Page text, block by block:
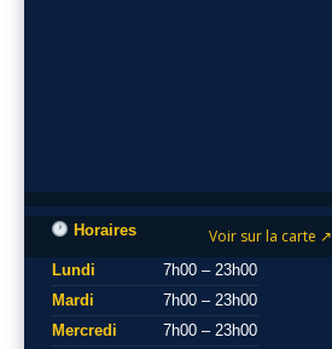
Voir sur la carte ↗
Horaires
Lundi
7h00 – 23h00
Mardi
7h00 – 23h00
Mercredi
7h00 – 23h00